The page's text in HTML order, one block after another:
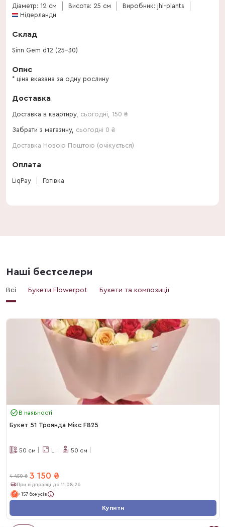
Діаметр: 12 см Висота: 25 см
Виробник: jhl-plants
Нідерланди
Склад
Sinn Gem d12 (25-30)
Опис
* ціна вказана за одну рослину
Доставка
Доставка в квартиру, сьогодні 150 ₴
Забрати з магазину, сьогодні 0 ₴
Доставка Новою Поштою (очікується)
Оплата
LiqPay Готівка
Наші бестселери
Всі Букети Flowerpot Букети та композиції
В наявності
Букет 51 Троянда Мікс F825
50 см L 50 см
4 450 ₴ 3 150 ₴
При відправці до 11.08.26
+157 бонусів
Купити